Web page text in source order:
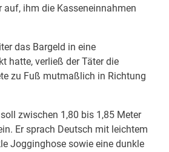
ihm die Kasseneinnahmen
das Bargeld in eine
hatte, verließ der Täter die
zu Fuß mutmaßlich in Richtung
zwischen 1,80 bis 1,85 Meter
Er sprach Deutsch mit leichtem
Jogginghose sowie eine dunkle